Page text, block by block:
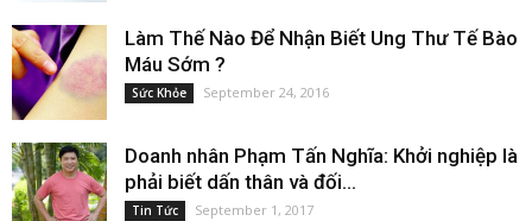
Làm Thế Nào Để Nhận Biết Ung Thư Tế Bào
Máu Sớm ?
Sức Khỏe September 24, 2016
Doanh nhân Phạm Tấn Nghĩa: Khởi nghiệp là
phải biết dấn thân và đối...
Tin Tức September 1, 2017